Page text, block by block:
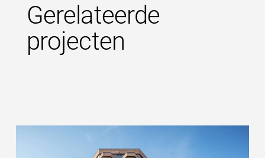
Gerelateerde
projecten